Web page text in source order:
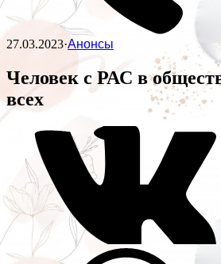
27.03.2023·Анонсы
Человек с РАС в
всех